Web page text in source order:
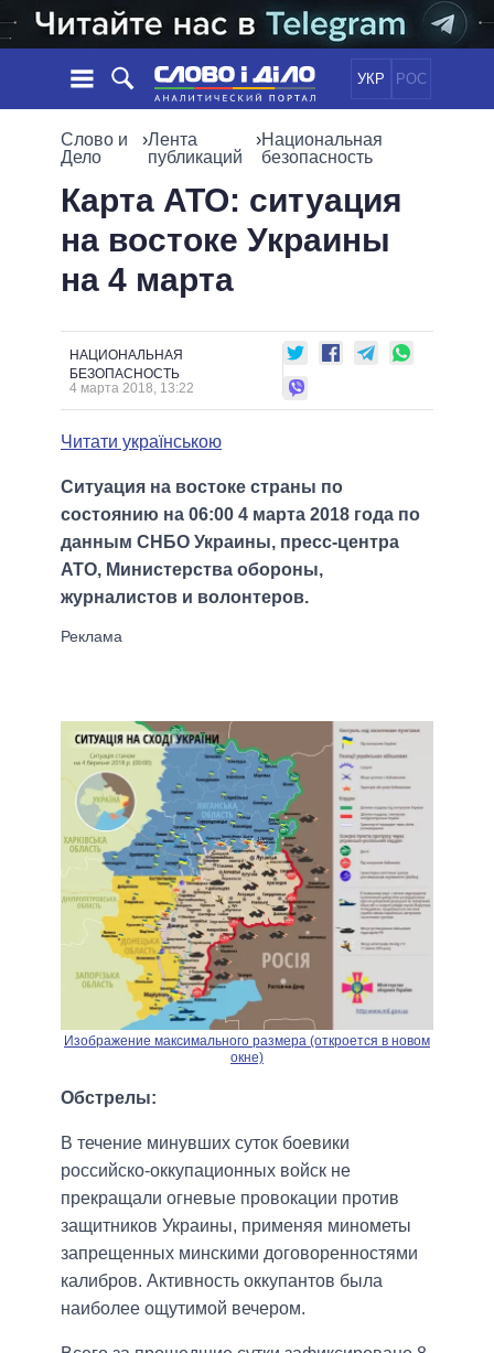
УКР РОС
НОВОСТИ
СОБЫТИЯ
СТАТЬИ
МНЕНИЯ
ДАЙДЖЕСТЫ
ЭКОНОМИКА
ОБЩЕСТВО
ОБЕЩАНИЯ
ПОЛИТИКИ
ВСЕ ПОЛИТИКИ
ВЕРХОВНАЯ РАДА
КАБИНЕТ МИНИСТРОВ
ГЛАВЫ ОБЛАДМИНИСТРАЦИЙ
МЭРЫ
ИНФОГРАФИКА
ВИДЕО
ПОДДЕРЖАТЬ
СРАВНЕНИЕ ПОЛИТИКОВ
Слово и
Дело
›Лента
публикаций
›Национальная
безопасность
Карта АТО: ситуация
на востоке Украины
на 4 марта
НАЦИОНАЛЬНАЯ
БЕЗОПАСНОСТЬ
4 марта 2018, 13:22
Читати українською
Ситуация на востоке страны по
состоянию на 06:00 4 марта 2018 года по
данным СНБО Украины, пресс-центра
АТО, Министерства обороны,
журналистов и волонтеров.
Изображение максимального размера (откроется в новом
окне)
Обстрелы:
В течение минувших суток боевики
российско-оккупационных войск не
прекращали огневые провокации против
защитников Украины, применяя минометы
запрещенных минскими договоренностями
калибров. Активность оккупантов была
наиболее ощутимой вечером.